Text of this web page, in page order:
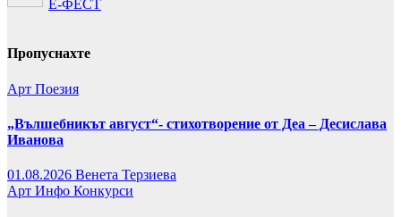
Е-ФЕСТ
Пропуснахте
Арт Поезия
„Вълшебникът август“- стихотворение от Деа – Десислава
Иванова
01.08.2026 Венета Терзиева
Арт Инфо Конкурси